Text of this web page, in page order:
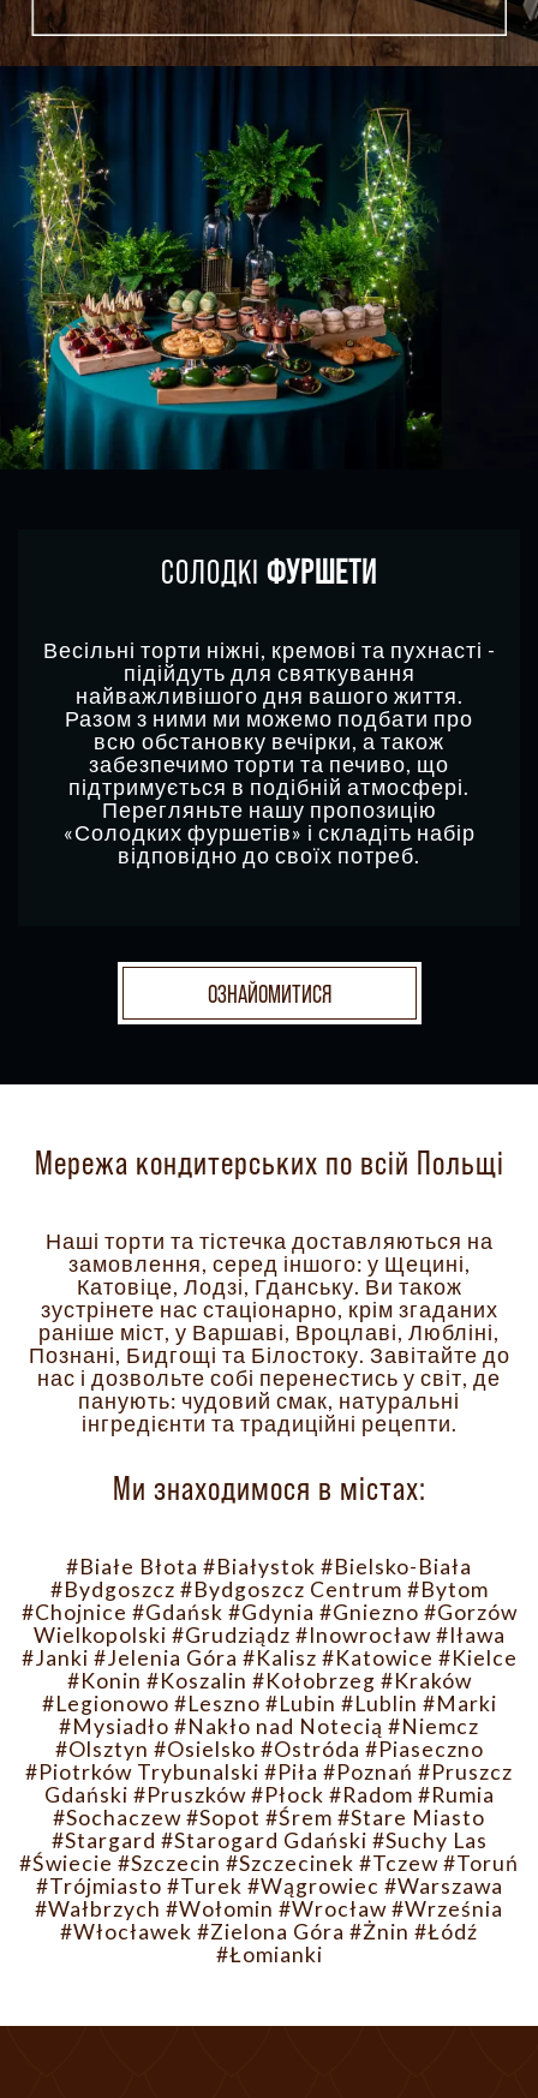
СОЛОДКІ ФУРШЕТИ
Весільні торти ніжні, кремові та пухнасті -
підійдуть для святкування
найважливішого дня вашого життя.
Разом з ними ми можемо подбати про
всю обстановку вечірки, а також
забезпечимо торти та печиво, що
підтримується в подібній атмосфері.
Перегляньте нашу пропозицію
«Солодких фуршетів» і складіть набір
відповідно до своїх потреб.
ОЗНАЙОМИТИСЯ
Мережа кондитерських по всій Польщі
Наші торти та тістечка доставляються на
замовлення, серед іншого: у Щецині,
Катовіце, Лодзі, Гданську. Ви також
зустрінете нас стаціонарно, крім згаданих
раніше міст, у Варшаві, Вроцлаві, Любліні,
Познані, Бидгощі та Білостоку. Завітайте до
нас і дозвольте собі перенестись у світ, де
панують: чудовий смак, натуральні
інгредієнти та традиційні рецепти.
Ми знаходимося в містах:
#Białe Błota #Białystok #Bielsko-Biała
#Bydgoszcz #Bydgoszcz Centrum #Bytom
#Chojnice #Gdańsk #Gdynia #Gniezno #Gorzów
Wielkopolski #Grudziądz #Inowrocław #Iława
#Janki #Jelenia Góra #Kalisz #Katowice #Kielce
#Konin #Koszalin #Kołobrzeg #Kraków
#Legionowo #Leszno #Lubin #Lublin #Marki
#Mysiadło #Nakło nad Notecią #Niemcz
#Olsztyn #Osielsko #Ostróda #Piaseczno
#Piotrków Trybunalski #Piła #Poznań #Pruszcz
Gdański #Pruszków #Płock #Radom #Rumia
#Sochaczew#Sopot #Śrem #Stare Miasto
#Stargard #Starogard Gdański #Suchy Las
#Świecie #Szczecin #Szczecinek #Tczew#Toruń
#Trójmiasto #Turek #Wągrowiec #Warszawa
#Wałbrzych #Wołomin #Wrocław#Września
#Włocławek #Zielona Góra #Żnin #Łódź
#Łomianki